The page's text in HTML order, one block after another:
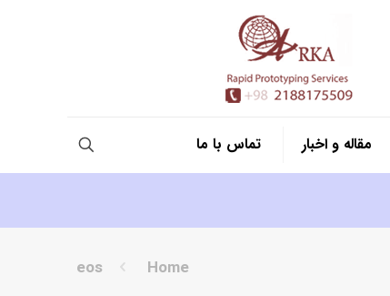
مقاله و اخبار تماس با ما
Home
eos